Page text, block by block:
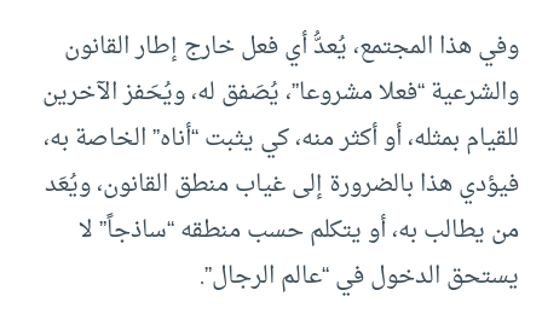
وفي هذا المجتمع، يُعدُّ أي فعل خارج إطار القانون
والشرعية “فعلا مشروعا”، يُصَفق له، ويُحَفز الآخرين
للقيام بمثله، أو أكثر منه، كي يثبت “أناه” الخاصة به،
فيؤدي هذا بالضرورة إلى غياب منطق القانون، ويُعَد
من يطالب به، أو يتكلم حسب منطقه “ساذجاً” لا
يستحق الدخول في “عالم الرجال”.